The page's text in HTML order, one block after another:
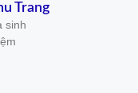
Trang
sinh